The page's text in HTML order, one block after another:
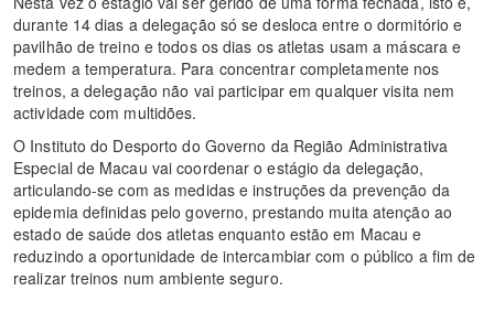
durante 14 dias a delegação só se desloca entre o dormitório e
pavilhão de treino e todos os dias os atletas usam a máscara e
medem a temperatura. Para concentrar completamente nos
treinos, a delegação não vai participar em qualquer visita nem
actividade com multidões.
O Instituto do Desporto do Governo da Região Administrativa
Especial de Macau vai coordenar o estágio da delegação,
articulando-se com as medidas e instruções da prevenção da
epidemia definidas pelo governo, prestando muita atenção ao
estado de saúde dos atletas enquanto estão em Macau e
reduzindo a oportunidade de intercambiar com o público a fim de
realizar treinos num ambiente seguro.